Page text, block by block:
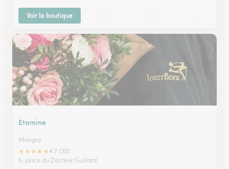
Voir la boutique
Etamine
Marigny
★★★★★4.7 (30)
5, place du Docteur Guillard